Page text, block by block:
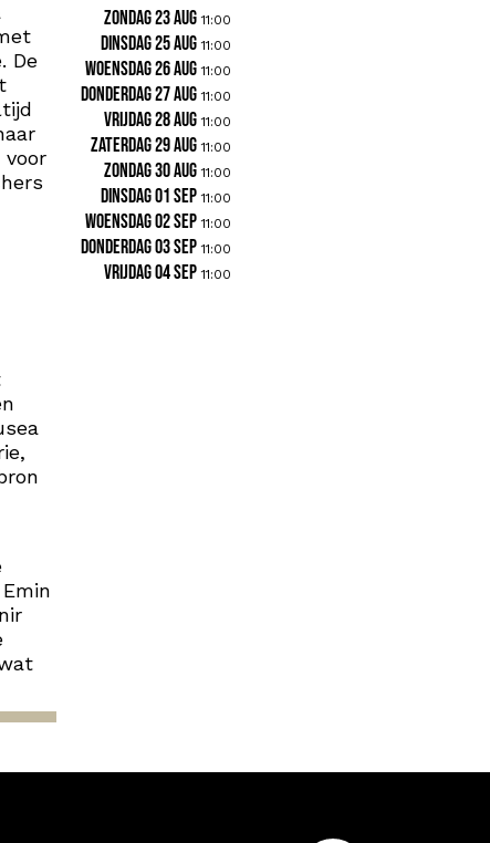
De
zondag 23 aug 11:00
dinsdag 25 aug 11:00
woensdag 26 aug 11:00
donderdag 27 aug 11:00
vrijdag 28 aug 11:00
zaterdag 29 aug 11:00
zondag 30 aug 11:00
dinsdag 01 sep 11:00
woensdag 02 sep 11:00
donderdag 03 sep 11:00
vrijdag 04 sep 11:00